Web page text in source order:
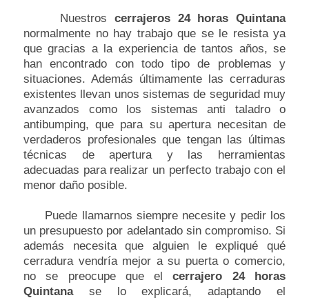
Nuestros cerrajeros 24 horas Quintana
normalmente no hay trabajo que se le resista ya
que gracias a la experiencia de tantos años, se
han encontrado con todo tipo de problemas y
situaciones. Además últimamente las cerraduras
existentes llevan unos sistemas de seguridad muy
avanzados como los sistemas anti taladro o
antibumping, que para su apertura necesitan de
verdaderos profesionales que tengan las últimas
técnicas de apertura y las herramientas
adecuadas para realizar un perfecto trabajo con el
menor daño posible.
Puede llamarnos siempre necesite y pedir los
un presupuesto por adelantado sin compromiso. Si
además necesita que alguien le expliqué qué
cerradura vendría mejor a su puerta o comercio,
no se preocupe que elcerrajero 24 horas
Quintanase lo explicará, adaptando el